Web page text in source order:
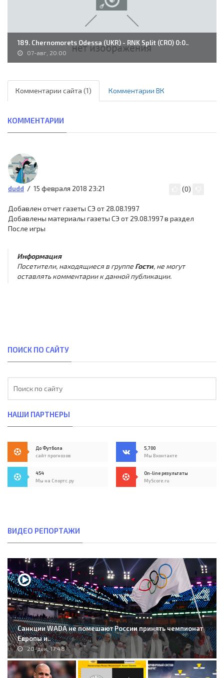
189. Chernomorets Odessa (UKR) - RNK Split (CRO) 0:0..
07-авг, 20:00
Комментарии сайта (1) Комментарии ВК
КОММЕНТАРИИ
dudd 15 февраля 2018 23:21 (0)
Добавлен отчет газеты СЭ от 28.08.1997
Добавлены материалы газеты СЭ от 29.08.1997 в раздел
После игры
Информация
Посетители, находящиеся в группе Гости, не могут
оставлять комментарии к данной публикации.
ПОИСК ПО САЙТУ
НАШИ ПАРТНЕРЫ
До Футбола
сайт прогнозов
5,700
Мы Вконтакте
454
Мы на Спортс.ру
On-line результаты
MyScore.ru
ВИДЕО РЕПОРТАЖИ
Санкции WADA не помешают России принять чемпионат
Европы и..
20-дек, 17:48